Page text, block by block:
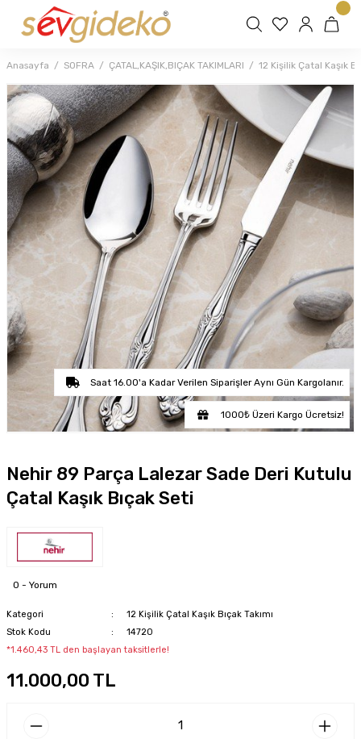
Anasayfa SOFRA ÇATAL,KAŞIK,BIÇAK TAKIMLARI 12 Kişilik Çatal Kaşık
Saat 16.00'a Kadar Verilen Siparişler Aynı Gün Kargolanır.
1000₺ Üzeri Kargo Ücretsiz!
Nehir 89 Parça Lalezar Sade Deri Kutulu
Çatal Kaşık Bıçak Seti
0 - Yorum
Kategori
12 Kişilik Çatal Kaşık Bıçak Takımı
Stok Kodu
14720
*1.460,43 TL den başlayan taksitlerle!
11.000,00 TL